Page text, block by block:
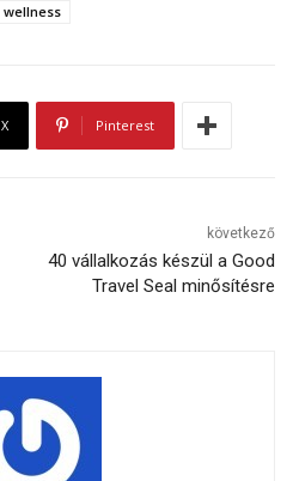
wellness
X Pinterest
következő
40 vállalkozás készül a Good
Travel Seal minősítésre